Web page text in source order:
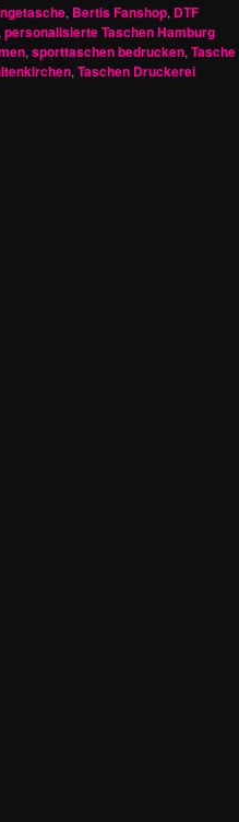
, Bertis Fanshop, DTF
personalisierte Taschen Hamburg
, sporttaschen bedrucken, Tasche
, Taschen Druckerei